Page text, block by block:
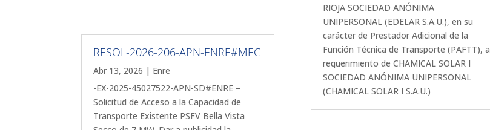
RESOL-2026-206-APN-ENRE#MEC
Abr 13, 2026 | Enre
-EX-2025-45027522-APN-SD#ENRE –
Solicitud de Acceso a la Capacidad de
Transporte Existente PSFV Bella Vista
RIOJA SOCIEDAD ANÓNIMA
UNIPERSONAL (EDELAR S.A.U.), en su
carácter de Prestador Adicional de la
Función Técnica de Transporte (PAFTT), a
requerimiento de CHAMICAL SOLAR I
SOCIEDAD ANÓNIMA UNIPERSONAL
(CHAMICAL SOLAR I S.A.U.)